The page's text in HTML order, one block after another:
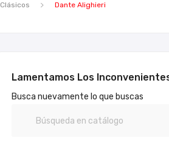
Clásicos Dante Alighieri
Lamentamos Los
Busca nuevamente lo que buscas